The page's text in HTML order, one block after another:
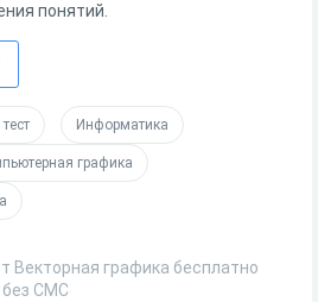
понятий.
Информатика
графика
Векторная графика бесплатно
без СМС